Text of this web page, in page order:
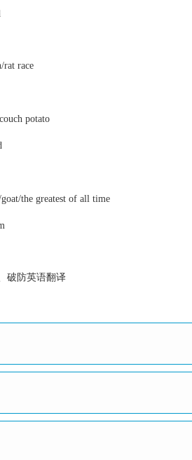
race
potato
the greatest of all time
破防英语翻译